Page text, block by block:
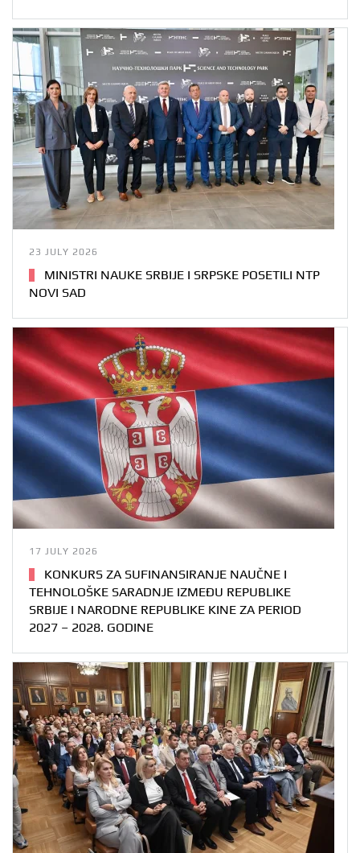
23 JULY 2026
MINISTRI NAUKE SRBIJE I SRPSKE POSETILI NTP
NOVI SAD
17 JULY 2026
KONKURS ZA SUFINANSIRANJE NAUČNE I
TEHNOLOŠKE SARADNJE IZMEĐU REPUBLIKE
SRBIJE I NARODNE REPUBLIKE KINE ZA PERIOD
2027 – 2028. GODINE